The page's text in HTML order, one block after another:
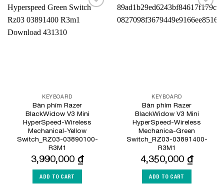
KEYBOARD
Bàn phím Razer
BlackWidow V3 Mini
HyperSpeed-Wireless
Mechanical-Yellow
Switch_RZ03-03890100-
R3M1
3,990,000 ₫
ADD TO CART
Wishlist
KEYBOARD
Bàn phím Razer
BlackWidow V3 Mini
HyperSpeed-Wireless
Mechanica-Green
Switch_RZ03-03891400-
R3M1
4,350,000 ₫
ADD TO CART